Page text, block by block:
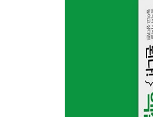
둘째마당 정리만 잘해
04 데이터 입력하고 표
04-1 값을 입력하고 표
하면 된다! } 값 입력
04-2 셀 서식을 지정
하면 된다! } 리본 메